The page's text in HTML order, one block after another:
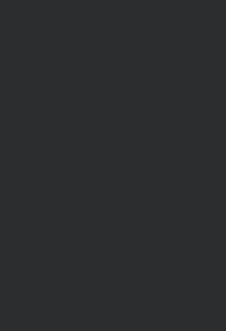
出去就是恆春市區 買
理 每來墾丁必吃的第
舒服，適合跟家庭好友
，還可以唱歌～